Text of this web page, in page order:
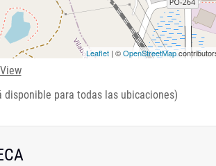
Leaflet| ©OpenStreetMap
disponible para todas las ubicaciones)